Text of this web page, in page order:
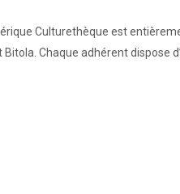
Culturethèque est
Chaque adhérent dispose